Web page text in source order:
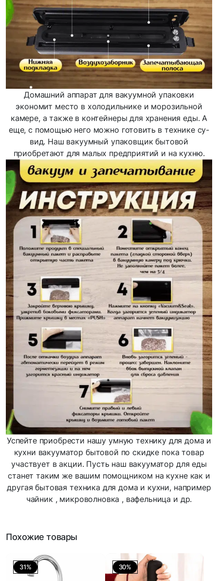
Домашний аппарат для вакуумной упаковки
экономит место в холодильнике и морозильной
камере, а также в контейнеры для хранения еды. А
еще, с помощью него можно готовить в технике су-
вид. Наш вакуумный упаковщик бытовой
приобретают для малых предприятий и на кухню.
Успейте приобрести нашу умную технику для дома и
кухни вакууматор бытовой по скидке пока товар
участвует в акции. Пусть наш вакууматор для еды
станет таким же вашим помощником на кухне как и
другая бытовая техника для дома и кухни, например
чайник , микроволновка , вафельница и др.
Похожие товары
31% 30%